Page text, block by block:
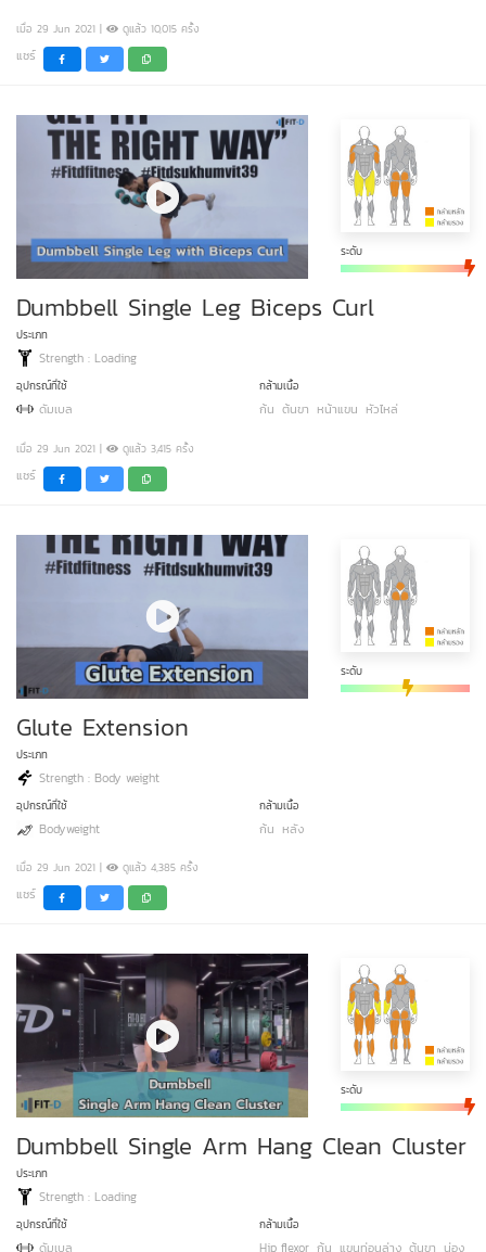
เมื่อ 29 Jun 2021 | ดูแล้ว 10,015 ครั้ง
แชร์
ระดับ
Dumbbell Single Leg Biceps Curl
ประเภท
Strength : Loading
อุปกรณ์ที่ใช้
ดัมเบล
กล้ามเนื้อ
ก้น ต้นขา หน้าแขน หัวไหล่
เมื่อ 29 Jun 2021 | ดูแล้ว 3,415 ครั้ง
แชร์
ระดับ
Glute Extension
ประเภท
Strength : Body weight
อุปกรณ์ที่ใช้
Bodyweight
กล้ามเนื้อ
ก้น หลัง
เมื่อ 29 Jun 2021 | ดูแล้ว 4,385 ครั้ง
แชร์
ระดับ
Dumbbell Single Arm Hang Clean Cluster
ประเภท
Strength : Loading
อุปกรณ์ที่ใช้
ดัมเบล
กล้ามเนื้อ
Hip flexor ก้น แขนท่อนล่าง ต้นขา น่อง